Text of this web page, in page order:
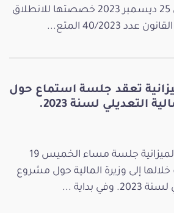
بعد ظهر اليوم الاثنين 25 ديسمبر 2023 خصصتها للانطلاق
40/2023 المتع...
تعقد جلسة استماع حول
التعديلي لسنة 2023.
عقدت لجنة المالية والميزانية جلسة مساء الخميس 19
استمعت خلالها إلى وزيرة المالية حول مشروع
بداية ...